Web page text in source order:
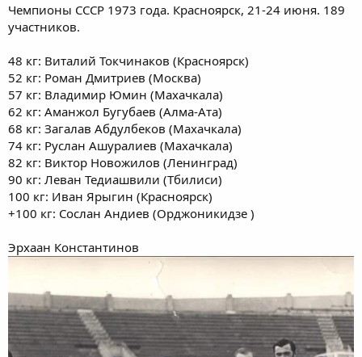
Чемпионы СССР 1973 года. Красноярск, 21-24 июня. 189
участников.
48 кг: Виталий Токчинаков (Красноярск)
52 кг: Роман Дмитриев (Москва)
57 кг: Владимир Юмин (Махачкала)
62 кг: Аманжол Бугубаев (Алма-Ата)
68 кг: Загалав Абдулбеков (Махачкала)
74 кг: Руслан Ашуралиев (Махачкала)
82 кг: Виктор Новожилов (Ленинград)
90 кг: Леван Тедиашвили (Тбилиси)
100 кг: Иван Ярыгин (Красноярск)
+100 кг: Сослан Андиев (Орджоникидзе )
Эрхаан Константинов